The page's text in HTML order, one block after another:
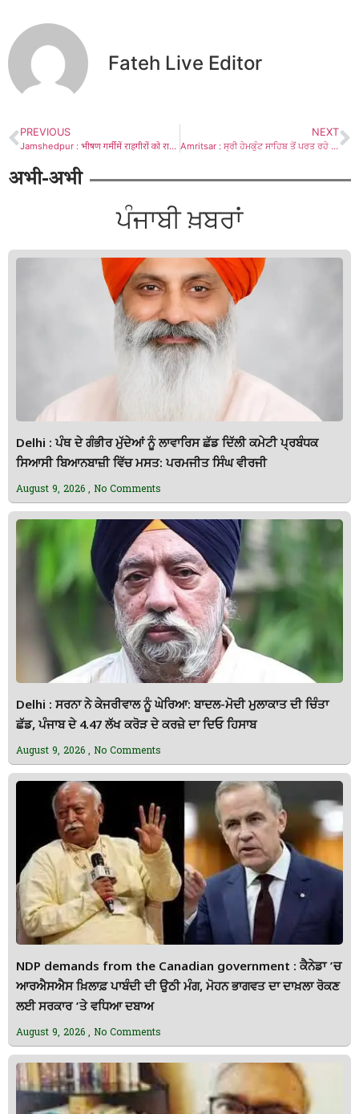
Fateh Live Editor
PREVIOUS
Jamshedpur : भीषण गर्मी में राहगीरों को राहत, डिमना रोड में शीतल पेयजल सेवा का आयोजन
NEXT
Amritsar : ਸ੍ਰੀ ਹੇਮਕੁੰਟ ਸਾਹਿਬ ਤੋਂ ਪਰਤ ਰਹੇ ਨਿਹੰਗ ਸਿੰਘਾਂ ’ਤੇ ਹਮਲਾ ਸ਼ਰਮਨਾਕ, ਸਵੈਰੱਖਿਆ ਲਈ ਸ੍ਰੀ ਸਾਹਿਬ ਦੀ ਵਰਤੋਂ ਜਾਇਜ਼ : ਮਾਨ
अभी-अभी
ਪੰਜਾਬੀ ਖ਼ਬਰਾਂ
Delhi : ਪੰਥ ਦੇ ਗੰਭੀਰ ਮੁੱਦੇਆਂ ਨੂੰ ਲਾਵਾਰਿਸ ਛੱਡ ਦਿੱਲੀ ਕਮੇਟੀ ਪ੍ਰਬੰਧਕ
ਸਿਆਸੀ ਬਿਆਨਬਾਜ਼ੀ ਵਿੱਚ ਮਸਤ: ਪਰਮਜੀਤ ਸਿੰਘ ਵੀਰਜੀ
August 9, 2026 No Comments
Delhi : ਸਰਨਾ ਨੇ ਕੇਜਰੀਵਾਲ ਨੂੰ ਘੇਰਿਆ: ਬਾਦਲ-ਮੋਦੀ ਮੁਲਾਕਾਤ ਦੀ ਚਿੰਤਾ
ਛੱਡ, ਪੰਜਾਬ ਦੇ 4.47 ਲੱਖ ਕਰੋੜ ਦੇ ਕਰਜ਼ੇ ਦਾ ਦਿਓ ਹਿਸਾਬ
August 9, 2026 No Comments
NDP demands from the Canadian government : ਕੈਨੇਡਾ ’ਚ
ਆਰਐਸਐਸ ਖ਼ਿਲਾਫ਼ ਪਾਬੰਦੀ ਦੀ ਉਠੀ ਮੰਗ, ਮੋਹਨ ਭਾਗਵਤ ਦਾ ਦਾਖ਼ਲਾ ਰੋਕਣ
ਲਈ ਸਰਕਾਰ ’ਤੇ ਵਧਿਆ ਦਬਾਅ
August 9, 2026 No Comments